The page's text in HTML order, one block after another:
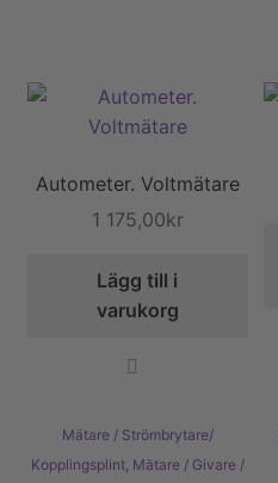
Autometer. Voltmätare
1 175,00kr
Lägg till i
varukorg
Mätare / Strömbrytare/
Kopplingsplint, Mätare / Givare /